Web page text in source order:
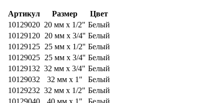
Артикул Размер
Цвет
10129020 20 мм х 1/2" Белый
10129120
20 мм x 3/4'' Белый
10129125
25 мм x 1/2'' Белый
10129025
25 мм x 3/4'' Белый
10129132 32 мм х 3/4" Белый
10129032
32 мм х 1"
Белый
10129232 32 мм х 1/2" Белый
10129040
40 мм х 1"
Белый